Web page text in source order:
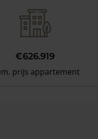
€626.919
prijs appartement